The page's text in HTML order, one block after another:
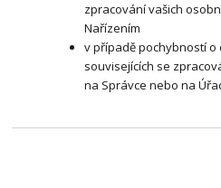
zpracování vašich
Nařízením
v případě pochybností
souvisejících se
na Správce nebo na